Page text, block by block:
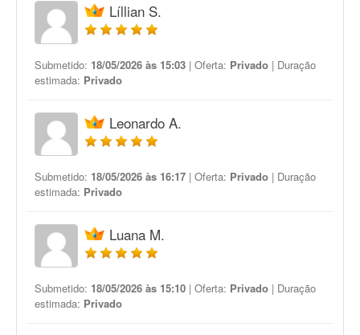
Líllian S.
Submetido: 18/05/2026 às 15:03 | Oferta: Privado | Duração
estimada: Privado
Leonardo A.
Submetido: 18/05/2026 às 16:17 | Oferta: Privado | Duração
estimada: Privado
Luana M.
Submetido: 18/05/2026 às 15:10 | Oferta: Privado | Duração
estimada: Privado